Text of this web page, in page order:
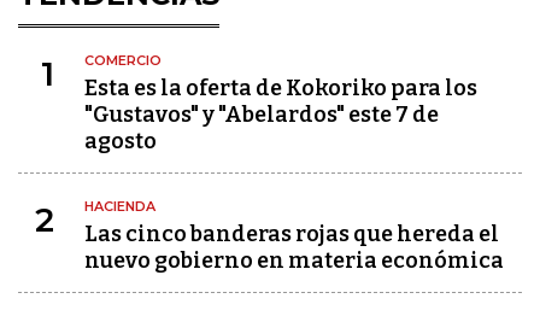
1 COMERCIO
Esta es la oferta de Kokoriko para los
"Gustavos" y "Abelardos" este 7 de
agosto
2 HACIENDA
Las cinco banderas rojas que hereda el
nuevo gobierno en materia económica